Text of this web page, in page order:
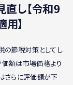
し【令和9
】
の節税対策としてし
額は市場価格より
さらに評価額が下